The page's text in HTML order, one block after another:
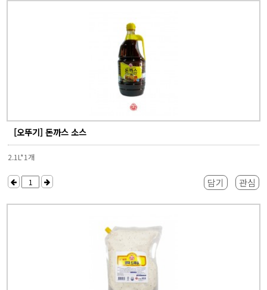
[오뚜기] 돈까스 소스
2.1L*1개
담기 관심